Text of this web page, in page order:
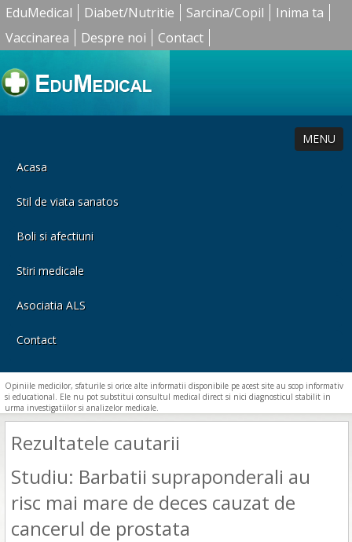
EduMedical Diabet/Nutritie Sarcina/Copil
Inima ta
Vaccinarea
Despre noi Contact
MENU
Acasa
Stil de viata sanatos
Boli si afectiuni
Stiri medicale
Asociatia ALS
Contact
Opiniile medicilor, sfaturile si orice alte informatii disponibile pe acest site au scop informativ
si educational. Ele nu pot substitui consultul medical direct si nici diagnosticul stabilit in
urma investigatiilor si analizelor medicale.
Rezultatele cautarii
Studiu: Barbatii supraponderali au
risc mai mare de deces cauzat de
cancerul de prostata